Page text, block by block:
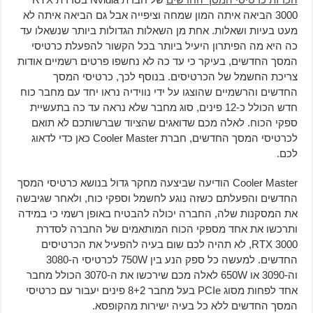
3000 הביאה איתה המון שמחה וציפייה אבל גם הביאה איתה לא
מעט בעיות ושאלות. אחת מן השאלות הגדולות ביותר שנשאלו עד
כה היא מה הפיתרון היעיל ביותר בכל הקשור להפעלת כרטיסי
המסך החדשים, בעיקר כי עד כה לא נחשפו פרטים רשמיים אודות
צריכת החשמל של הכרטיסים. בנוסף לכך, כרטיסי המסך
החדשים והרשמיים שהוצגו על ידי נווידיה נראו יחד עם מחבר כוח
חדש הכולל כ-12 פינים, סוג מחבר שלא נראה עד כה בתעשיית
ספקי הכוח. לאלה מכם שדואגים שהציוד שברשותכם לא תואם
לכרטיסי המסך החדשים, חברת Cooler Master כאן כדי לדאוג
לכם.
Cooler Master הודיעה שביצעה מחקר גדול בנושא כרטיסי המסך
החדשים והפעלתם כשזה נוגע לחשמל וספקי כוח, ולאחר שגיבשה
את המסקנות שלה, החברה יכולה להבטיח באופן רשמי כי במידה
ותרכשו את אחד מספקי הכוח המותאמים של החברה לסדרת
RTX 3000, לא תהיה לכם שום בעיה להפעיל את הכרטיסים
החדשים. למעשה כל ספק הנע בין 750W לכרטיסי ה-3080
וה-3090 או 650W לאלה מכם שירכשו את ה-3070 הכולל מחבר
אחד לפחות מסוג PCIe בעל מחבר 8+2 פינים יעבור עם כרטיסי
המסך החדשים ללא כל בעיה ישירות מהקופסא.